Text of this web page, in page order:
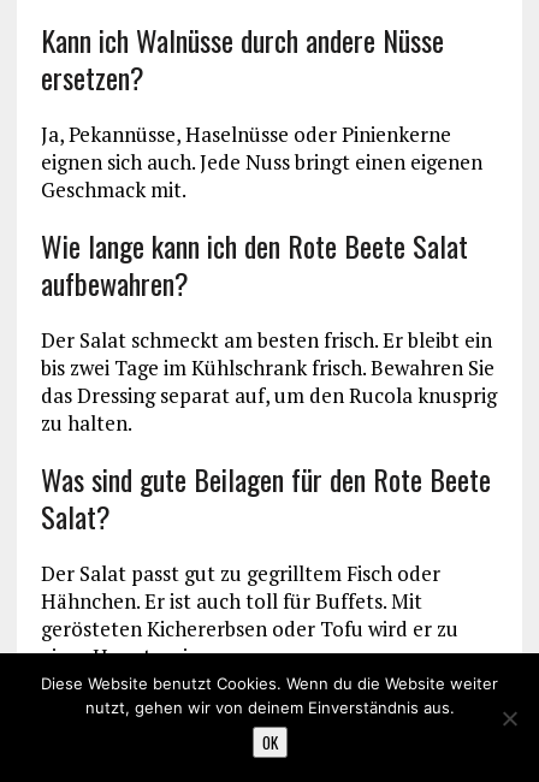
Kann ich Walnüsse durch andere Nüsse
ersetzen?
Ja, Pekannüsse, Haselnüsse oder Pinienkerne
eignen sich auch. Jede Nuss bringt einen eigenen
Geschmack mit.
Wie lange kann ich den Rote Beete Salat
aufbewahren?
Der Salat schmeckt am besten frisch. Er bleibt ein
bis zwei Tage im Kühlschrank frisch. Bewahren Sie
das Dressing separat auf, um den Rucola knusprig
zu halten.
Was sind gute Beilagen für den Rote Beete
Salat?
Der Salat passt gut zu gegrilltem Fisch oder
Hähnchen. Er ist auch toll für Buffets. Mit
gerösteten Kichererbsen oder Tofu wird er zu
einer Hauptspeise.
Wie kann ich das Dressing für den Salat
Diese Website benutzt Cookies. Wenn du die Website weiter
nutzt, gehen wir von deinem Einverständnis aus.
OK